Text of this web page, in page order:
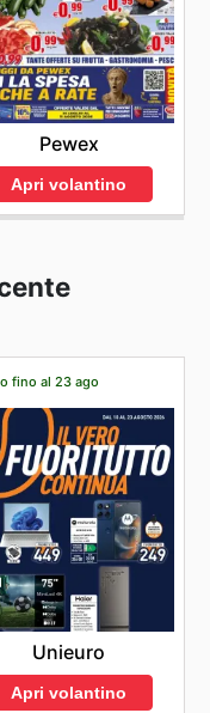
Pewex
Apri volantino
fino al 23 ago
Unieuro
Apri volantino